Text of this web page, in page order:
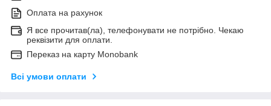
Оплата на рахунок
Я все прочитав(ла), телефонувати не потрібно. Чекаю
реквізити для оплати.
Переказ на карту Monobank
Всі умови оплати